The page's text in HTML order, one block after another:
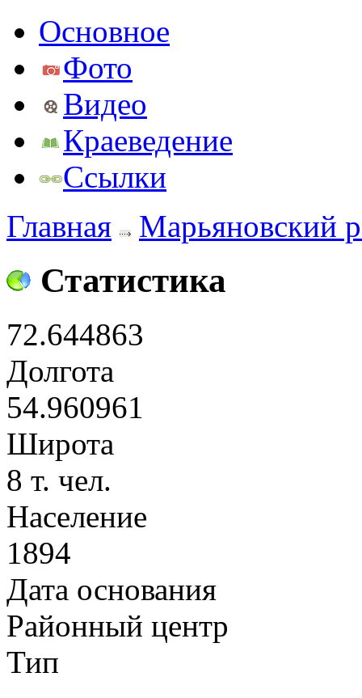
Основное
Фото
Видео
Краеведение
Ссылки
Главная
Марьяновский
Статистика
72.644863
Долгота
54.960961
Широта
8 т. чел.
Население
1894
Дата основания
Районный центр
Тип